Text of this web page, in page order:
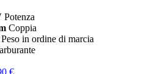
Potenza
Coppia
Peso in ordine di marcia
€